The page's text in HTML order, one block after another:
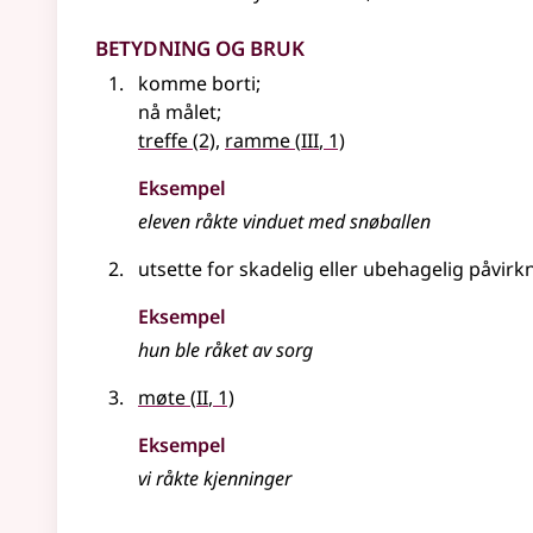
Betydning og bruk
komme borti;
nå målet;
treffe(2), ramme(3
III, 1)
Eksempel
elevenråktevinduet med snøballen
utsette for skadelig eller ubehagelig
Eksempel
hun ble råket av sorg
møte(2
II, 1)
Eksempel
viråktekjenninger